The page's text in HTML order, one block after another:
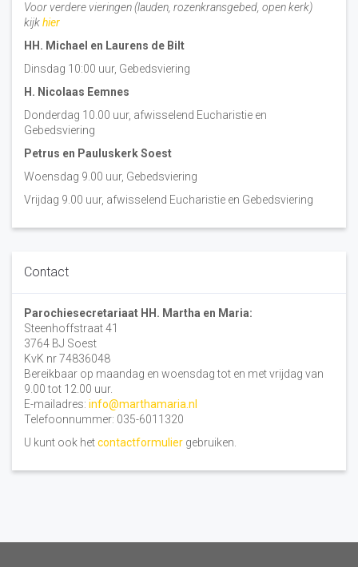
Voor verdere vieringen (lauden, rozenkransgebed, open kerk)
kijkhier
HH. Michael en Laurens de Bilt
Dinsdag 10:00 uur, Gebedsviering
H. Nicolaas Eemnes
Donderdag 10.00 uur, afwisselend Eucharistie en
Gebedsviering
Petrus en Pauluskerk Soest
Woensdag 9.00 uur, Gebedsviering
Vrijdag 9.00 uur, afwisselend Eucharistie en Gebedsviering
Contact
Parochiesecretariaat HH. Martha en Maria:
Steenhoffstraat 41
3764 BJ Soest
KvK nr 74836048
Bereikbaar op maandag en woensdag tot en met vrijdag van
9.00 tot 12.00 uur.
E-mailadres: info@marthamaria.nl
Telefoonnummer: 035-6011320
U kunt ook hetcontactformulier gebruiken.